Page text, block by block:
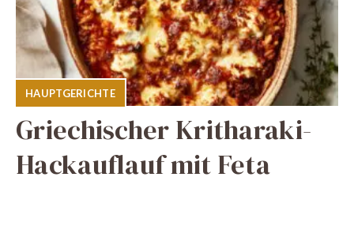
HAUPTGERICHTE
Griechischer Kritharaki-
Hackauflauf mit Feta